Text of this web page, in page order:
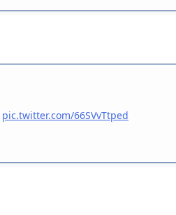
pic.twitter.com/66SVvTtped